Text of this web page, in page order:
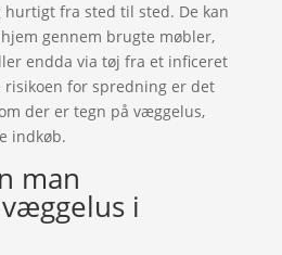
fra sted til sted. De kan
gennem brugte møbler,
endda via tøj fra et inficeret
risikoen for spredning er det
der er tegn på væggelus,
indkøb.
man
i